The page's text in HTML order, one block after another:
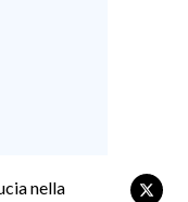
nella